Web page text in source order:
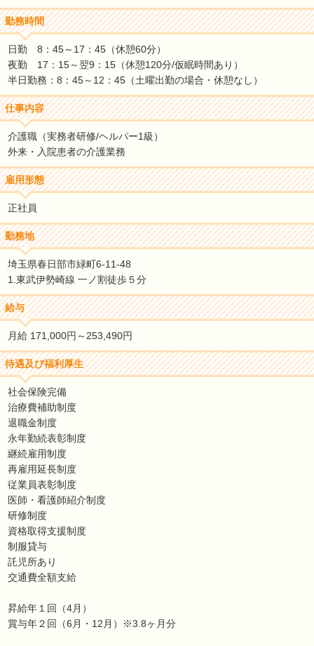
勤務時間
日勤 8：45～17：45（休憩60分）
夜勤 17：15～翌9：15（休憩120分/仮眠時間あり）
半日勤務：8：45～12：45（土曜出勤の場合・休憩なし）
仕事内容
介護職（実務者研修/ヘルパー1級）
外来・入院患者の介護業務
雇用形態
正社員
勤務地
埼玉県春日部市緑町6-11-48
1.東武伊勢崎線 一ノ割徒歩５分
給与
月給 171,000円～253,490円
待遇及び福利厚生
社会保険完備
治療費補助制度
退職金制度
永年勤続表彰制度
継続雇用制度
再雇用延長制度
従業員表彰制度
医師・看護師紹介制度
研修制度
資格取得支援制度
制服貸与
託児所あり
交通費全額支給
昇給年１回（4月）
賞与年２回（6月・12月）※3.8ヶ月分